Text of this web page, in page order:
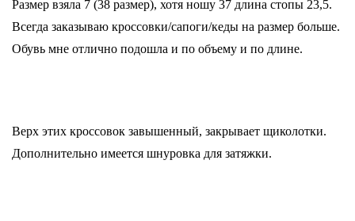
Размер взяла 7 (38 размер), хотя ношу 37 длина стопы 23,5.
Всегда заказываю кроссовки/сапоги/кеды на размер больше.
Обувь мне отлично подошла и по объему и по длине.
Верх этих кроссовок завышенный, закрывает щиколотки.
Дополнительно имеется шнуровка для затяжки.